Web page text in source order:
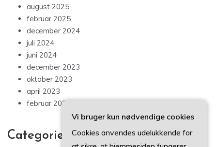
august 2025
februar 2025
december 2024
juli 2024
juni 2024
december 2023
oktober 2023
april 2023
februar 2023
Categories
Vi bruger kun nødvendige cookies
Cookies anvendes udelukkende for